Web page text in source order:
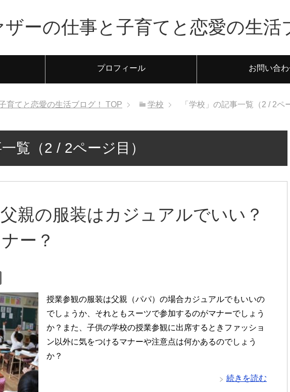
ーの仕事と子育てと恋愛の生活
プロフィール お問い合
育てと恋愛の生活ブログ！ TOP 学校 「学校」の記事一覧（2 / 2ペ
覧（2 / 2ページ目）
親の服装はカジュアルでいい？
ー？
授業参観の服装は父親（パパ）の場合カジュアルでもいいの
でしょうか、それともスーツで参加するのがマナーでしょう
か？また、子供の学校の授業参観に出席するときファッショ
ン以外に気をつけるマナーや注意点は何かあるのでしょう
か？
続きを読む